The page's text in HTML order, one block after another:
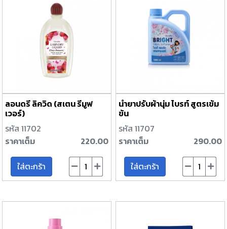
ลอนดรี ลิควิด (สเตน รีมูฟ
เวอร์)
รหัส 11702
ราคาเต็ม
220.00
ใส่ตะกร้า
น้ำยาปรับผ้านุ่ม ไบรท์ สูตรเข้ม
ข้น
รหัส 11707
ราคาเต็ม
290.00
ใส่ตะกร้า